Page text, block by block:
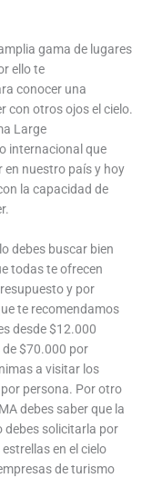
gama de lugares
ello te
conocer una
con otros ojos el cielo.
Large
internacional que
en nuestro país y hoy
la capacidad de
debes buscar bien
todas te ofrecen
y por
te recomendamos
desde $12.000
$70.000 por
a visitar los
persona. Por otro
debes saber que la
debes solicitarla por
en el cielo
de turismo